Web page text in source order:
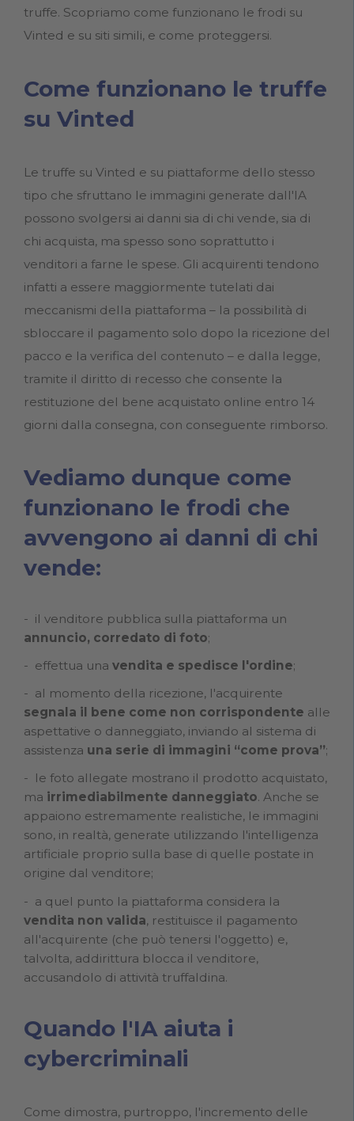
truffe. Scopriamo come funzionano le frodi su
Vinted e su siti simili, e come proteggersi.
Come funzionano le truffe
su Vinted
Le truffe su Vinted e su piattaforme dello stesso
tipo che sfruttano le immagini generate dall'IA
possono svolgersi ai danni sia di chi vende, sia di
chi acquista, ma spesso sono soprattutto i
venditori a farne le spese. Gli acquirenti tendono
infatti a essere maggiormente tutelati dai
meccanismi della piattaforma – la possibilità di
sbloccare il pagamento solo dopo la ricezione del
pacco e la verifica del contenuto – e dalla legge,
tramite il diritto di recesso che consente la
restituzione del bene acquistato online entro 14
giorni dalla consegna, con conseguente rimborso.
Vediamo dunque come
funzionano le frodi che
avvengono ai danni di chi
vende:
il venditore pubblica sulla piattaforma un
annuncio, corredato di foto;
effettua una vendita e spedisce l'ordine;
al momento della ricezione, l'acquirente
segnala il bene come non corrispondente alle
aspettative o danneggiato, inviando al sistema di
assistenza una serie di immagini “come prova”;
le foto allegate mostrano il prodotto acquistato,
ma irrimediabilmente danneggiato. Anche se
appaiono estremamente realistiche, le immagini
sono, in realtà, generate utilizzando l'intelligenza
artificiale proprio sulla base di quelle postate in
origine dal venditore;
a quel punto la piattaforma considera la
vendita non valida, restituisce il pagamento
all'acquirente (che può tenersi l'oggetto) e,
talvolta, addirittura blocca il venditore,
accusandolo di attività truffaldina.
Quando l'IA aiuta i
cybercriminali
Come dimostra, purtroppo, l'incremento delle